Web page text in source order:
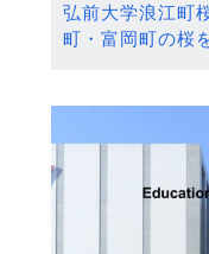
弘前大学浪江町
町・富岡町の桜